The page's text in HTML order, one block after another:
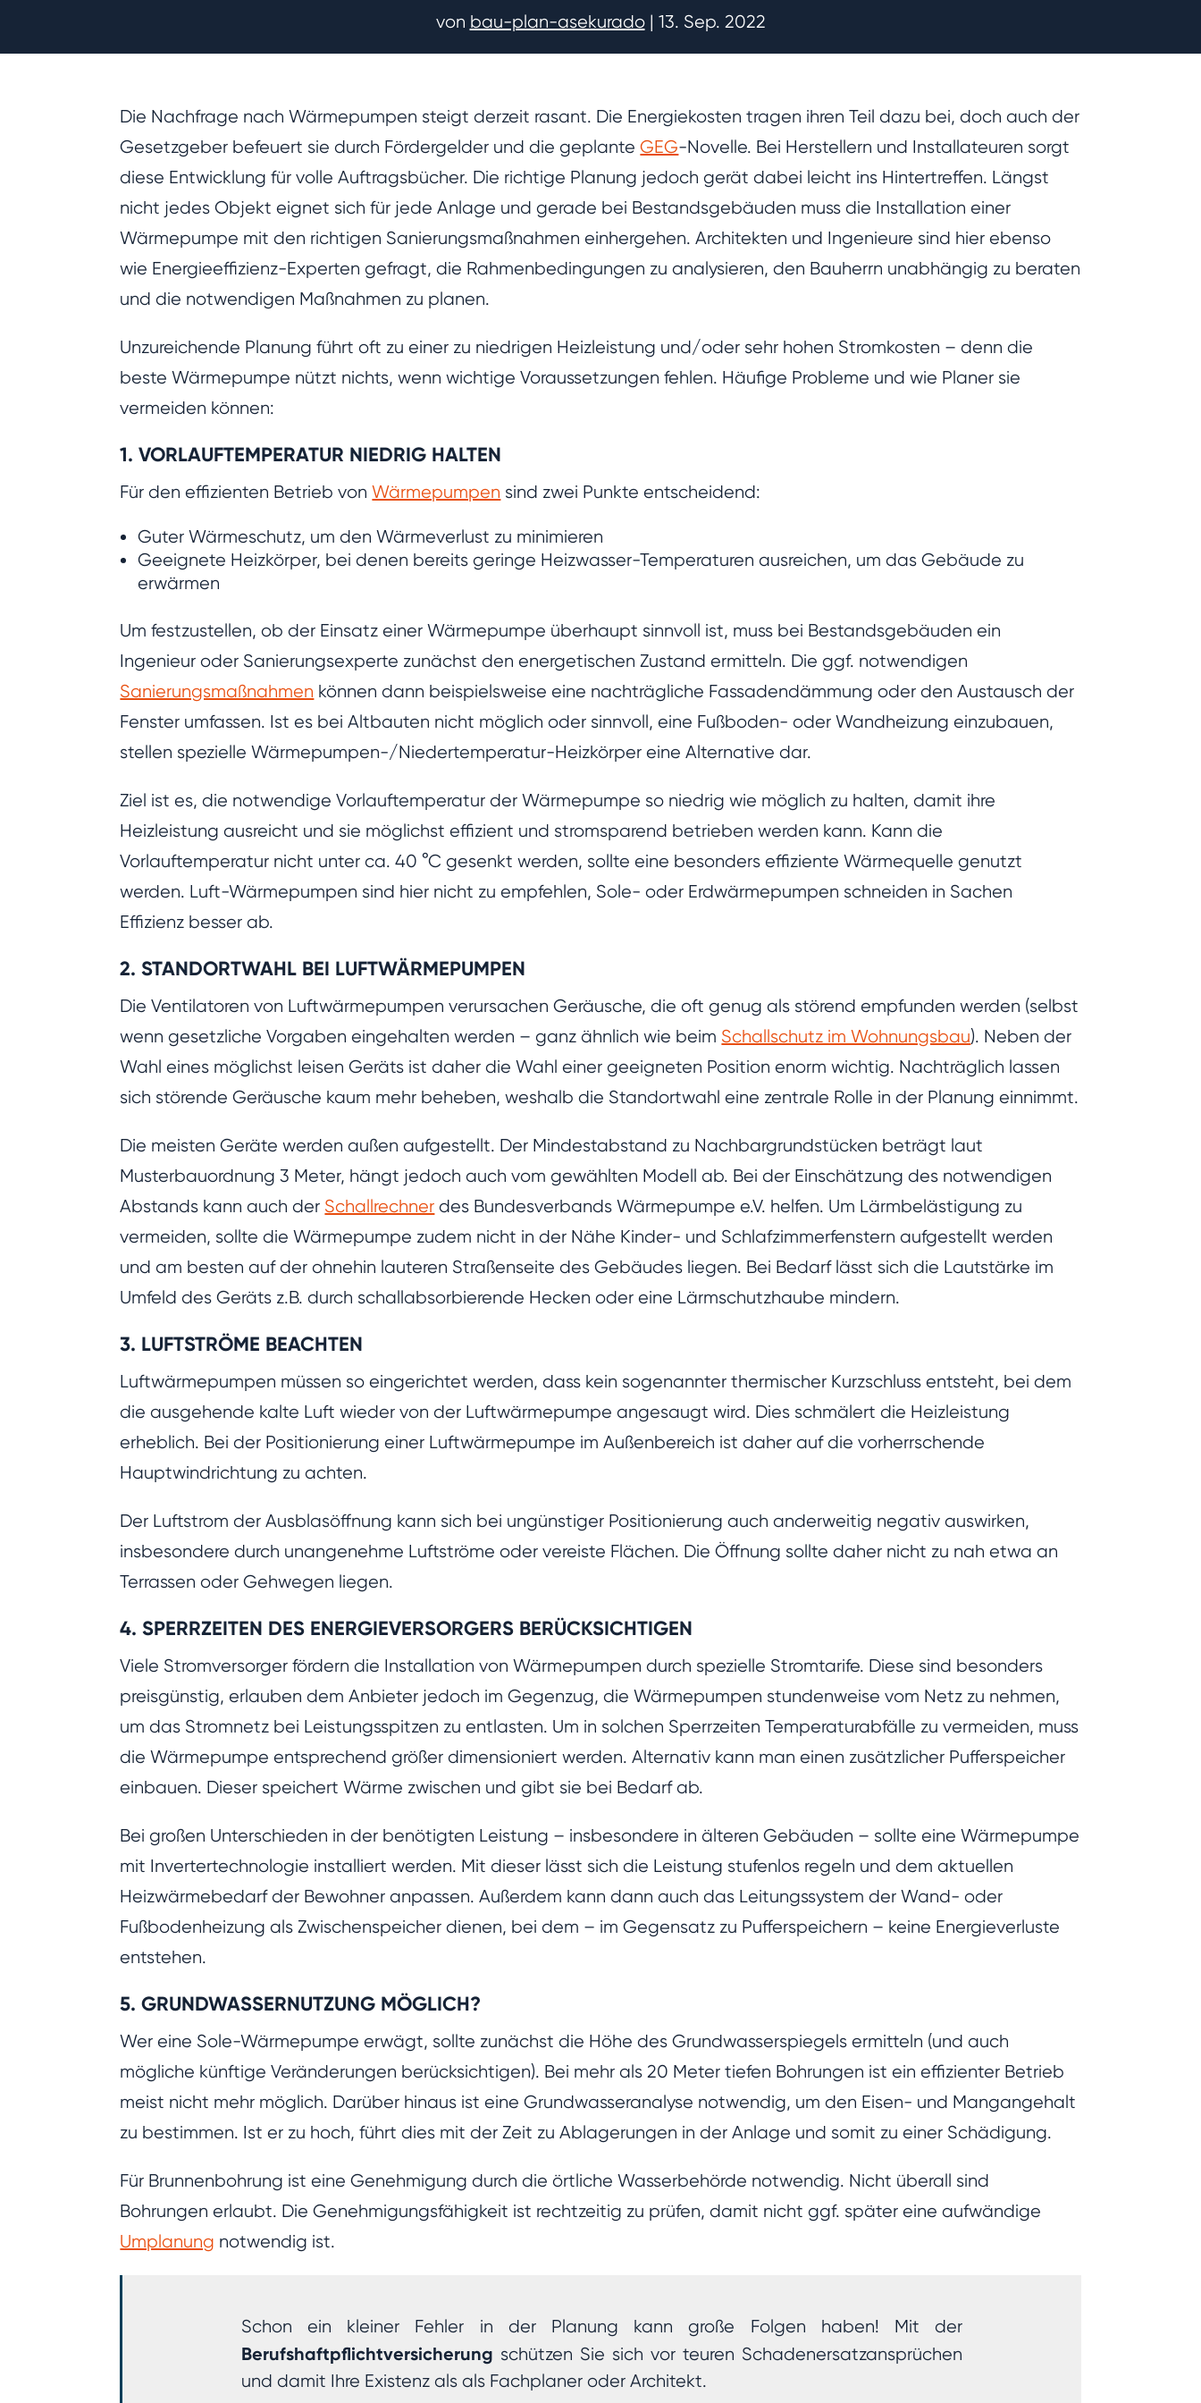
von bau-plan-asekurado| 13. Sep. 2022
Die Nachfrage nach Wärmepumpen steigt derzeit rasant. Die Energiekosten tragen ihren Teil dazu bei, doch auch der
Gesetzgeber befeuert sie durch Fördergelder und die geplanteGEG-Novelle. Bei Herstellern und Installateuren sorgt
diese Entwicklung für volle Auftragsbücher. Die richtige Planung jedoch gerät dabei leicht ins Hintertreffen. Längst
nicht jedes Objekt eignet sich für jede Anlage und gerade bei Bestandsgebäuden muss die Installation einer
Wärmepumpe mit den richtigen Sanierungsmaßnahmen einhergehen. Architekten und Ingenieure sind hier ebenso
wie Energieeffizienz-Experten gefragt, die Rahmenbedingungen zu analysieren, den Bauherrn unabhängig zu beraten
und die notwendigen Maßnahmen zu planen.
Unzureichende Planung führt oft zu einer zu niedrigen Heizleistung und/oder sehr hohen Stromkosten – denn die
beste Wärmepumpe nützt nichts, wenn wichtige Voraussetzungen fehlen. Häufige Probleme und wie Planer sie
vermeiden können:
1. VORLAUFTEMPERATUR NIEDRIG HALTEN
Für den effizienten Betrieb vonWärmepumpen sind zwei Punkte entscheidend:
Guter Wärmeschutz, um den Wärmeverlust zu minimieren
Geeignete Heizkörper, bei denen bereits geringe Heizwasser-Temperaturen ausreichen, um das Gebäude zu
erwärmen
Um festzustellen, ob der Einsatz einer Wärmepumpe überhaupt sinnvoll ist, muss bei Bestandsgebäuden ein
Ingenieur oder Sanierungsexperte zunächst den energetischen Zustand ermitteln. Die ggf. notwendigen
Sanierungsmaßnahmen können dann beispielsweise eine nachträgliche Fassadendämmung oder den Austausch der
Fenster umfassen. Ist es bei Altbauten nicht möglich oder sinnvoll, eine Fußboden- oder Wandheizung einzubauen,
stellen spezielle Wärmepumpen-/Niedertemperatur-Heizkörper eine Alternative dar.
Ziel ist es, die notwendige Vorlauftemperatur der Wärmepumpe so niedrig wie möglich zu halten, damit ihre
Heizleistung ausreicht und sie möglichst effizient und stromsparend betrieben werden kann. Kann die
Vorlauftemperatur nicht unter ca. 40 °C gesenkt werden, sollte eine besonders effiziente Wärmequelle genutzt
werden. Luft-Wärmepumpen sind hier nicht zu empfehlen, Sole- oder Erdwärmepumpen schneiden in Sachen
Effizienz besser ab.
2. STANDORTWAHL BEI LUFTWÄRMEPUMPEN
Die Ventilatoren von Luftwärmepumpen verursachen Geräusche, die oft genug als störend empfunden werden (selbst
wenn gesetzliche Vorgaben eingehalten werden – ganz ähnlich wie beim Schallschutz im Wohnungsbau). Neben der
Wahl eines möglichst leisen Geräts ist daher die Wahl einer geeigneten Position enorm wichtig. Nachträglich lassen
sich störende Geräusche kaum mehr beheben, weshalb die Standortwahl eine zentrale Rolle in der Planung einnimmt.
Die meisten Geräte werden außen aufgestellt. Der Mindestabstand zu Nachbargrundstücken beträgt laut
Musterbauordnung 3 Meter, hängt jedoch auch vom gewählten Modell ab. Bei der Einschätzung des notwendigen
Abstands kann auch der Schallrechner des Bundesverbands Wärmepumpe e.V. helfen. Um Lärmbelästigung zu
vermeiden, sollte die Wärmepumpe zudem nicht in der Nähe Kinder- und Schlafzimmerfenstern aufgestellt werden
und am besten auf der ohnehin lauteren Straßenseite des Gebäudes liegen. Bei Bedarf lässt sich die Lautstärke im
Umfeld des Geräts z.B. durch schallabsorbierende Hecken oder eine Lärmschutzhaube mindern.
3. LUFTSTRÖME BEACHTEN
Luftwärmepumpen müssen so eingerichtet werden, dass kein sogenannter thermischer Kurzschluss entsteht, bei dem
die ausgehende kalte Luft wieder von der Luftwärmepumpe angesaugt wird. Dies schmälert die Heizleistung
erheblich. Bei der Positionierung einer Luftwärmepumpe im Außenbereich ist daher auf die vorherrschende
Hauptwindrichtung zu achten.
Der Luftstrom der Ausblasöffnung kann sich bei ungünstiger Positionierung auch anderweitig negativ auswirken,
insbesondere durch unangenehme Luftströme oder vereiste Flächen. Die Öffnung sollte daher nicht zu nah etwa an
Terrassen oder Gehwegen liegen.
4. SPERRZEITEN DES ENERGIEVERSORGERS BERÜCKSICHTIGEN
Viele Stromversorger fördern die Installation von Wärmepumpen durch spezielle Stromtarife. Diese sind besonders
preisgünstig, erlauben dem Anbieter jedoch im Gegenzug, die Wärmepumpen stundenweise vom Netz zu nehmen,
um das Stromnetz bei Leistungsspitzen zu entlasten. Um in solchen Sperrzeiten Temperaturabfälle zu vermeiden, muss
die Wärmepumpe entsprechend größer dimensioniert werden. Alternativ kann man einen zusätzlicher Pufferspeicher
einbauen. Dieser speichert Wärme zwischen und gibt sie bei Bedarf ab.
Bei großen Unterschieden in der benötigten Leistung – insbesondere in älteren Gebäuden – sollte eine Wärmepumpe
mit Invertertechnologie installiert werden. Mit dieser lässt sich die Leistung stufenlos regeln und dem aktuellen
Heizwärmebedarf der Bewohner anpassen. Außerdem kann dann auch das Leitungssystem der Wand- oder
Fußbodenheizung als Zwischenspeicher dienen, bei dem – im Gegensatz zu Pufferspeichern – keine Energieverluste
entstehen.
5. GRUNDWASSERNUTZUNG MÖGLICH?
Wer eine Sole-Wärmepumpe erwägt, sollte zunächst die Höhe des Grundwasserspiegels ermitteln (und auch
mögliche künftige Veränderungen berücksichtigen). Bei mehr als 20 Meter tiefen Bohrungen ist ein effizienter Betrieb
meist nicht mehr möglich. Darüber hinaus ist eine Grundwasseranalyse notwendig, um den Eisen- und Mangangehalt
zu bestimmen. Ist er zu hoch, führt dies mit der Zeit zu Ablagerungen in der Anlage und somit zu einer Schädigung.
Für Brunnenbohrung ist eine Genehmigung durch die örtliche Wasserbehörde notwendig. Nicht überall sind
Bohrungen erlaubt. Die Genehmigungsfähigkeit ist rechtzeitig zu prüfen, damit nicht ggf. später eine aufwändige
Umplanung notwendig ist.
Schon ein kleiner Fehler in der Planung kann große Folgen haben! Mit der
Berufshaftpflichtversicherung schützen Sie sich vor teuren Schadenersatzansprüchen
und damit Ihre Existenz als als Fachplaner oder Architekt.